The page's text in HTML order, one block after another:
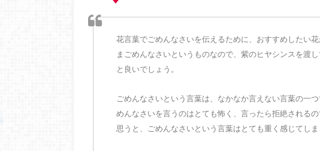
花言葉でごめんなさいを伝えるために、おすすめしたい
まごめんなさいというものなので、紫のヒヤシンスを渡
と良いでしょう。
ごめんなさいという言葉は、なかなか言えない言葉の一
めんなさいを言うのはとても怖く、言ったら拒絶される
思うと、ごめんなさいという言葉はとても重く感じてしま